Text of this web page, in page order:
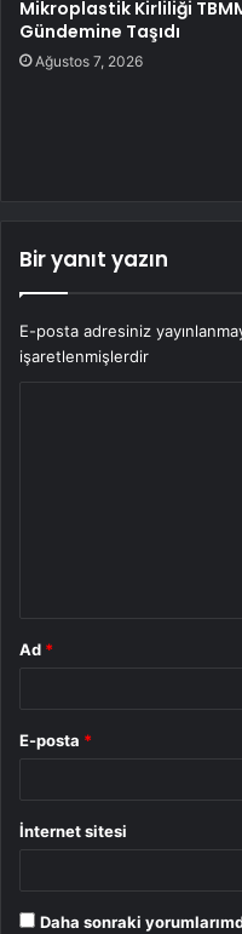
Mikroplastik Kirliliği
Gündemine Taşıdı
Ağustos 7, 2026
Bir yanıt yazın
E-posta adresiniz
işaretlenmişlerdir
Ad *
E-posta *
İnternet sitesi
Daha sonraki